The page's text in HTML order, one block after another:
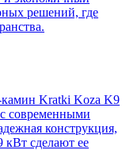
решений, где
камин Kratki Koza K9
современными
конструкция,
кВт сделают ее